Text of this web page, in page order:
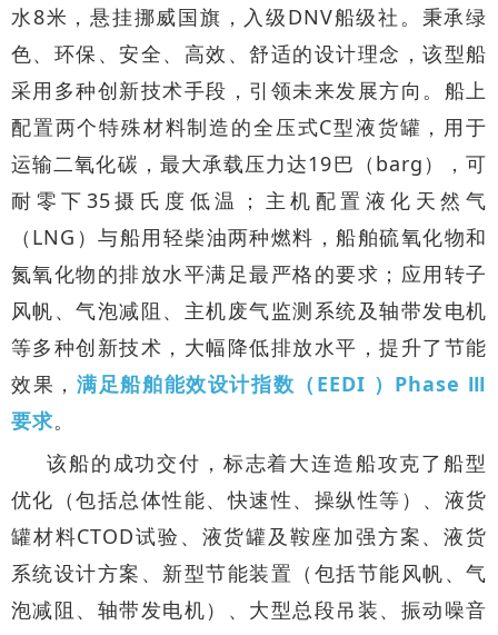
水8米，悬挂挪威国旗，入级DNV船级社。秉承绿
色、环保、安全、高效、舒适的设计理念，该型船
采用多种创新技术手段，引领未来发展方向。船上
配置两个特殊材料制造的全压式C型液货罐，用于
运输二氧化碳，最大承载压力达19巴（barg），可
耐零下35摄氏度低温；主机配置液化天然气
（LNG）与船用轻柴油两种燃料，船舶硫氧化物和
氮氧化物的排放水平满足最严格的要求；应用转子
风帆、气泡减阻、主机废气监测系统及轴带发电机
等多种创新技术，大幅降低排放水平，提升了节能
效果， 满足船舶能效设计指数（EEDI ）Phase Ⅲ
要求。
该船的成功交付，标志着大连造船攻克了船型
优化（包括总体性能、快速性、操纵性等）、液货
罐材料CTOD试验、液货罐及鞍座加强方案、液货
系统设计方案、新型节能装置（包括节能风帆、气
泡减阻、轴带发电机）、大型总段吊装、振动噪音